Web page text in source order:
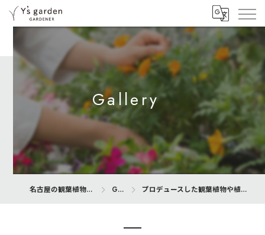
Gallery
名古屋の観葉植物専門店ならY’s garden Gallery プロデュースした観葉植物や植物レンタルの商品などを更新します。